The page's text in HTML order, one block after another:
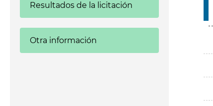
Resultados de la licitación
Otra información